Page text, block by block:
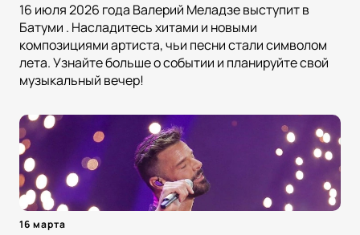
16 июля 2026 года Валерий Меладзе выступит в
Батуми . Насладитесь хитами и новыми
композициями артиста, чьи песни стали символом
лета. Узнайте больше о событии и планируйте свой
музыкальный вечер!
16 марта